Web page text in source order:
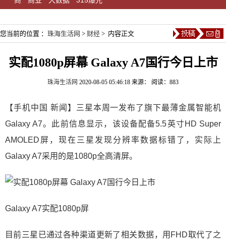
您当前的位置 ： 珠海生活网 > 财经 > 内容正文
实配1080p屏幕 Galaxy A7国行今日上市
珠海生活网 2020-08-05 05:46:18 来源： 阅读：883
【手机中国 新闻】三星本周一发布了旗下最薄金属智能机
Galaxy A7。此前信息显示，该设备配备5.5英寸HD Super
AMOLED屏，现在三星发现分辨率数据标错了，实际上
Galaxy A7采用的是1080p全高清屏。
Galaxy A7实配1080p屏
目前三星已通过各种渠道更新了相关数据，用FHD取代了之